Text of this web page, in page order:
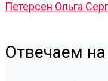
Петерсен Ольга
Отвечаем